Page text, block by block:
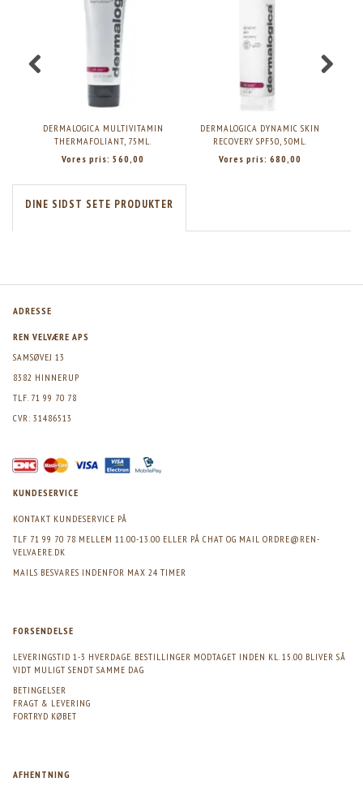
DERMALOGICA MULTIVITAMIN
THERMAFOLIANT, 75ML.
Vores pris: 560,00
DERMALOGICA DYNAMIC SKIN
RECOVERY SPF50, 50ML.
Vores pris: 680,00
DINE SIDST SETE PRODUKTER
ADRESSE
REN VELVÆRE APS
SAMSØVEJ 13
8382 HINNERUP
TLF. 71 99 70 78
CVR: 31486513
KUNDESERVICE
KONTAKT KUNDESERVICE PÅ
TLF 71 99 70 78 MELLEM 11.00-13.00 ELLER PÅ CHAT OG MAIL ORDRE@REN-
VELVAERE.DK
MAILS BESVARES INDENFOR MAX 24 TIMER
FORSENDELSE
LEVERINGSTID 1-3 HVERDAGE. BESTILLINGER MODTAGET INDEN KL. 15.00 BLIVER SÅ
VIDT MULIGT SENDT SAMME DAG
BETINGELSER
FRAGT & LEVERING
FORTRYD KØBET
AFHENTNING